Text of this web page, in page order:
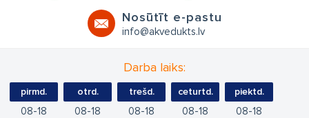
Nosūtīt e-pastu
info@akvedukts.lv
Darba laiks:
pirmd.
08 18
otrd.
08 18
trešd.
08 18
ceturtd.
08 18
piektd.
08 18